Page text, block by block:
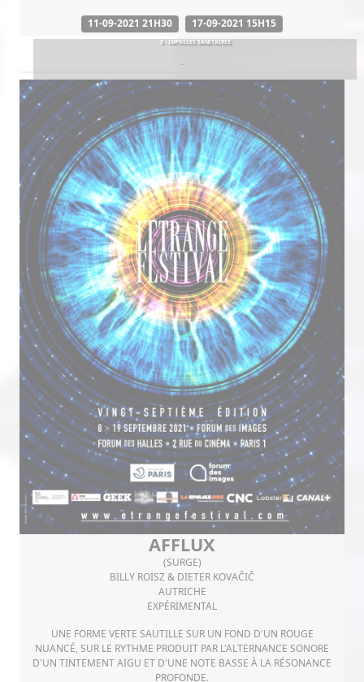
11-09-2021 21H30 17-09-2021 15H15
3 - IMPASSES SANITAIRES
AFFLUX
(SURGE)
BILLY ROISZ & DIETER KOVAČIČ
AUTRICHE
EXPÉRIMENTAL
UNE FORME VERTE SAUTILLE SUR UN FOND D'UN ROUGE
NUANCÉ, SUR LE RYTHME PRODUIT PAR L'ALTERNANCE SONORE
D'UN TINTEMENT AIGU ET D'UNE NOTE BASSE À LA RÉSONANCE
PROFONDE.